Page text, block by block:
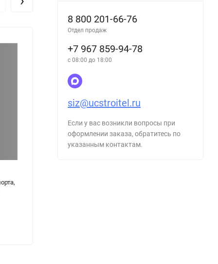
8 800 201-66-76
Отдел продаж
+7 967 859-94-78
с 08:00 до 18:00
siz@ucstroitel.ru
Если у вас возникли вопросы при
оформлении заказа, обратитесь по
указанным контактам.